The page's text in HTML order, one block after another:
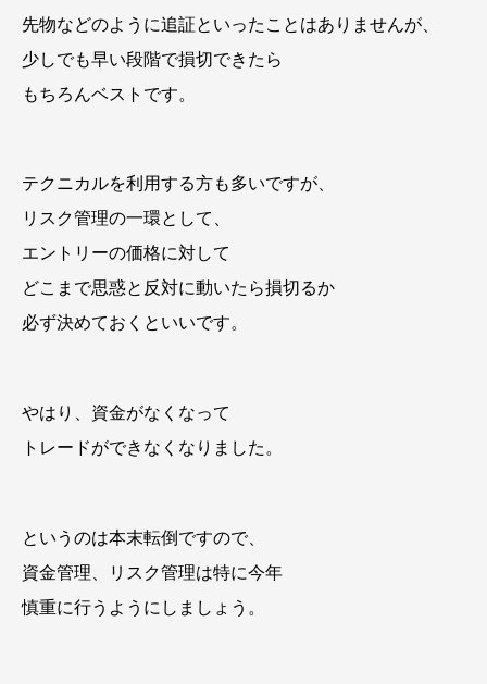
先物などのように追証といったことはありませんが、
少しでも早い段階で損切できたら
もちろんベストです。
テクニカルを利用する方も多いですが、
リスク管理の一環として、
エントリーの価格に対して
どこまで思惑と反対に動いたら損切るか
必ず決めておくといいです。
やはり、資金がなくなって
トレードができなくなりました。
というのは本末転倒ですので、
資金管理、リスク管理は特に今年
慎重に行うようにしましょう。